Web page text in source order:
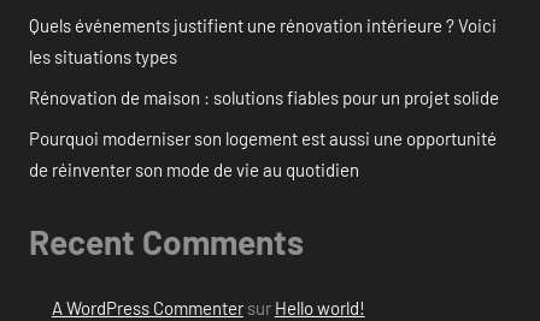
Quels événements justifient une rénovation intérieure ? Voici
les situations types
Rénovation de maison : solutions fiables pour un projet solide
Pourquoi moderniser son logement est aussi une opportunité
de réinventer son mode de vie au quotidien
Recent Comments
A WordPress Commentersur Hello world!